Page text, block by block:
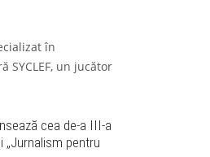
în
SYCLEF, un jucător
cea de-a III-a
„Jurnalism pentru